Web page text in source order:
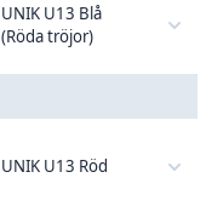
UNIK U13 Blå
(Röda tröjor)
UNIK U13 Röd